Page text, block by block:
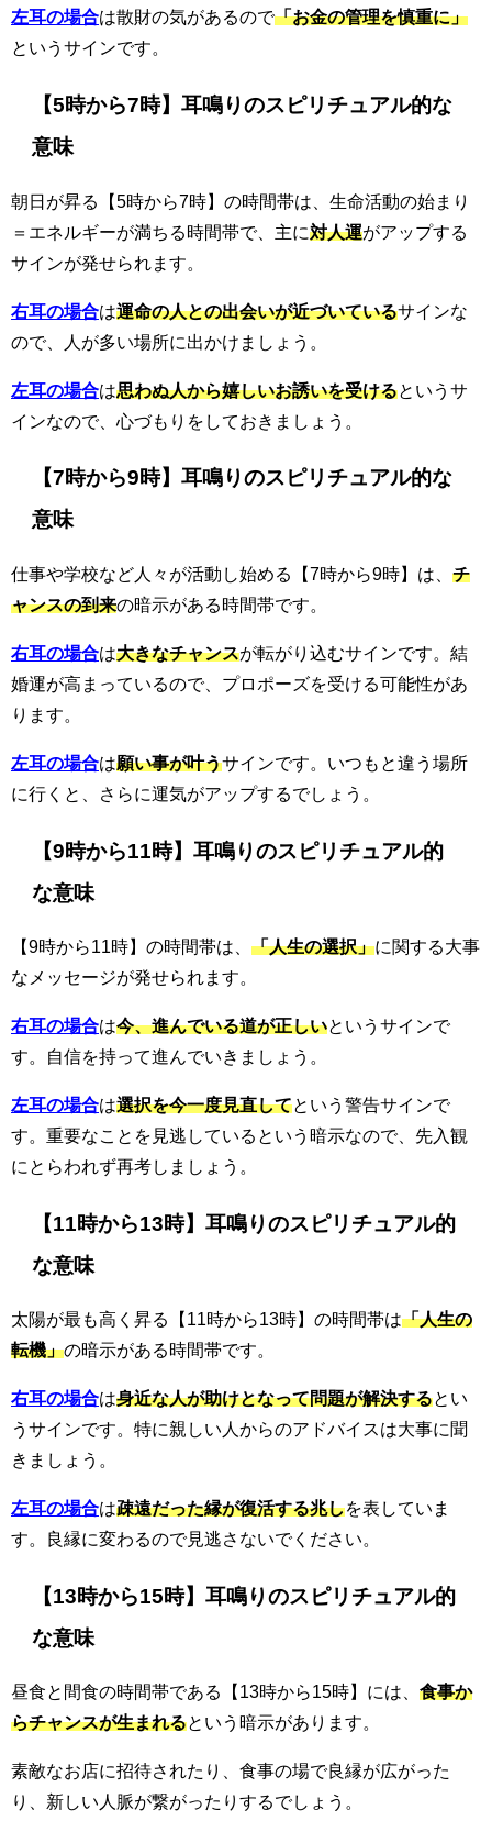
左耳の場合は散財の気があるので「お金の管理を慎重に」
というサインです。
【5時から7時】耳鳴りのスピリチュアル的な
意味
朝日が昇る【5時から7時】の時間帯は、生命活動の始まり
＝エネルギーが満ちる時間帯で、主に対人運がアップする
サインが発せられます。
右耳の場合は運命の人との出会いが近づいているサインな
ので、人が多い場所に出かけましょう。
左耳の場合は思わぬ人から嬉しいお誘いを受けるというサ
インなので、心づもりをしておきましょう。
【7時から9時】耳鳴りのスピリチュアル的な
意味
仕事や学校など人々が活動し始める【7時から9時】は、 チ
ャンスの到来の暗示がある時間帯です。
右耳の場合は大きなチャンスが転がり込むサインです。結
婚運が高まっているので、プロポーズを受ける可能性があ
ります。
左耳の場合は願い事が叶うサインです。いつもと違う場所
に行くと、さらに運気がアップするでしょう。
【9時から11時】耳鳴りのスピリチュアル的
な意味
【9時から11時】の時間帯は、 「人生の選択」に関する大事
なメッセージが発せられます。
右耳の場合は今、進んでいる道が正しいというサインで
す。自信を持って進んでいきましょう。
左耳の場合は選択を今一度見直してという警告サインで
す。重要なことを見逃しているという暗示なので、先入観
にとらわれず再考しましょう。
【11時から13時】耳鳴りのスピリチュアル的
な意味
太陽が最も高く昇る【11時から13時】の時間帯は「人生の
転機」の暗示がある時間帯です。
右耳の場合は身近な人が助けとなって問題が解決するとい
うサインです。特に親しい人からのアドバイスは大事に聞
きましょう。
左耳の場合は疎遠だった縁が復活する兆しを表していま
す。良縁に変わるので見逃さないでください。
【13時から15時】耳鳴りのスピリチュアル的
な意味
昼食と間食の時間帯である【13時から15時】には、 食事か
らチャンスが生まれるという暗示があります。
素敵なお店に招待されたり、食事の場で良縁が広がった
り、新しい人脈が繋がったりするでしょう。